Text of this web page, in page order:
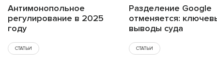
Антимонопольное
регулирование в 2025
году
СТАТЬИ
Разделение Google
отменяется:
выводы суда
СТАТЬИ